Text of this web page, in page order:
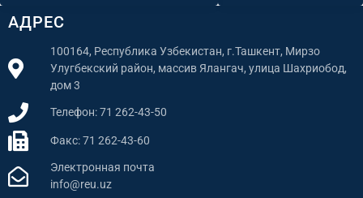
АДРЕС
100164, Республика Узбекистан, г.Ташкент, Мирзо
Улугбекский район, массив Ялангач, улица Шахриобод,
дом 3
Телефон: 71 262-43-50
Факс: 71 262-43-60
Электронная почта
info@reu.uz